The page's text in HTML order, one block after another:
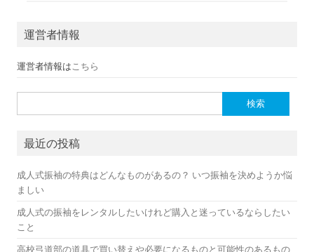
運営者情報
運営者情報は こちら
最近の投稿
成人式振袖の特典はどんなものがあるの？ いつ振袖を決めようか悩
ましい
成人式の振袖をレンタルしたいけれど購入と迷っているならしたい
こと
高校弓道部の道具で買い替えや必要になるものと可能性のあるもの